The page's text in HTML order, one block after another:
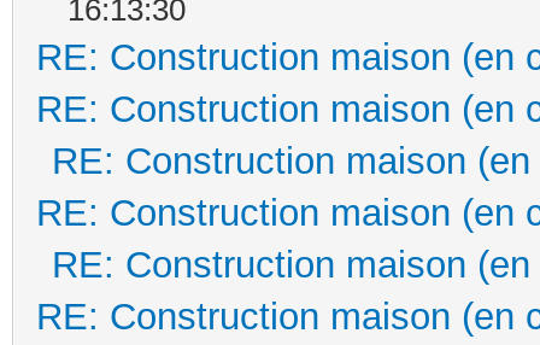
16:13:30
RE: Construction maison (en
RE: Construction maison (en
RE: Construction maison
RE: Construction maison (en
RE: Construction maison
RE: Construction maison (en